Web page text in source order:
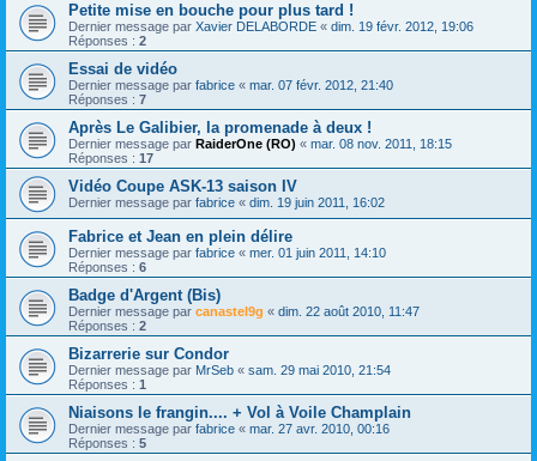
Petite mise en bouche pour plus tard !
Dernier message par Xavier DELABORDE « dim. 19 févr. 2012, 19:06
Réponses : 2
Essai de vidéo
Dernier message par fabrice « mar. 07 févr. 2012, 21:40
Réponses : 7
Après Le Galibier, la promenade à deux !
Dernier message par RaiderOne (RO) « mar. 08 nov. 2011, 18:15
Réponses : 17
Vidéo Coupe ASK-13 saison IV
Dernier message par fabrice « dim. 19 juin 2011, 16:02
Fabrice et Jean en plein délire
Dernier message par fabrice « mer. 01 juin 2011, 14:10
Réponses : 6
Badge d'Argent (Bis)
Dernier message par canastel9g « dim. 22 août 2010, 11:47
Réponses : 2
Bizarrerie sur Condor
Dernier message par MrSeb « sam. 29 mai 2010, 21:54
Réponses : 1
Niaisons le frangin.... + Vol à Voile Champlain
Dernier message par fabrice « mar. 27 avr. 2010, 00:16
Réponses : 5